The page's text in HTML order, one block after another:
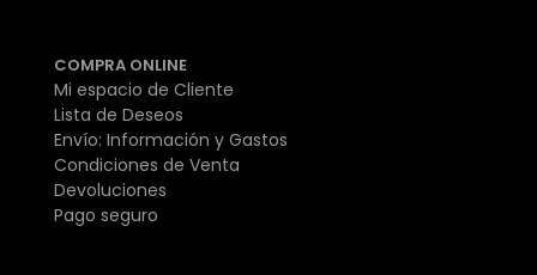
COMPRA ONLINE
Mi espacio de Cliente
Lista de Deseos
Envío: Información y Gastos
Condiciones de Venta
Devoluciones
Pago seguro